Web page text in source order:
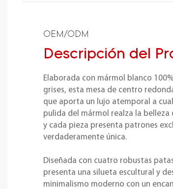
OEM/ODM
Descripción del
Elaborada con mármol blanco
grises, esta mesa de centro
que aporta un lujo atemporal a
pulida del mármol realza la
y cada pieza presenta patrones
verdaderamente única.
Diseñada con cuatro robustas
presenta una silueta escultural y
minimalismo moderno con un